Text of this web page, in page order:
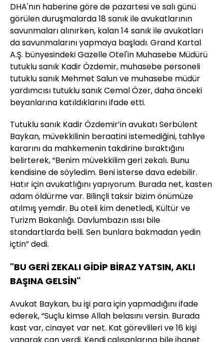
DHA'nın haberine göre de pazartesi ve salı günü
görülen duruşmalarda 18 sanık ile avukatlarının
savunmaları alınırken, kalan 14 sanık ile avukatları
da savunmalarını yapmaya başladı. Grand Kartal
A.Ş. bünyesindeki Gazelle Otel'in Muhasebe Müdürü
tutuklu sanık Kadir Özdemir, muhasebe personeli
tutuklu sanık Mehmet Salun ve muhasebe müdür
yardımcısı tutuklu sanık Cemal Özer, daha önceki
beyanlarına katıldıklarını ifade etti.
Tutuklu sanık Kadir Özdemir’in avukatı Serbülent
Baykan, müvekkilinin beraatini istemediğini, tahliye
kararını da mahkemenin takdirine bıraktığını
belirterek, “Benim müvekkilim geri zekalı. Bunu
kendisine de söyledim. Beni isterse dava edebilir.
Hatır için avukatlığını yapıyorum. Burada net, kasten
adam öldürme var. Bilinçli taksir bizim önümüze
atılmış yemdir. Bu oteli kim denetledi, Kültür ve
Turizm Bakanlığı. Davlumbazın ısısı bile
standartlarda belli. Sen bunlara bakmadan yedin
içtin” dedi.
"BU GERİ ZEKALI GİDİP BİRAZ YATSIN, AKLI
BAŞINA GELSİN"
Avukat Baykan, bu işi para için yapmadığını ifade
ederek, “Suçlu kimse Allah belasını versin. Burada
kast var, cinayet var net. Kat görevlileri ve 16 kişi
yanarak can verdi. Kendi çalışanlarına bile ihanet